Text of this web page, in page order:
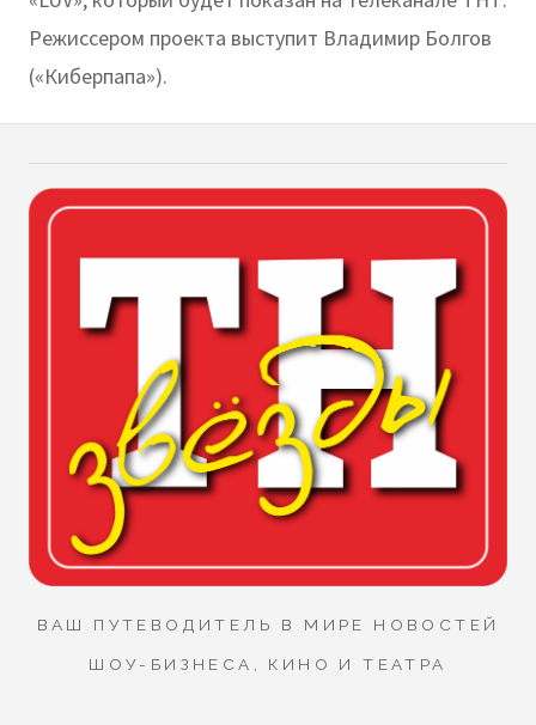
Режиссером проекта выступит Владимир Болгов
(«Киберпапа»).
ВАШ ПУТЕВОДИТЕЛЬ В МИРЕ НОВОСТЕЙ
ШОУ-БИЗНЕСА, КИНО И ТЕАТРА